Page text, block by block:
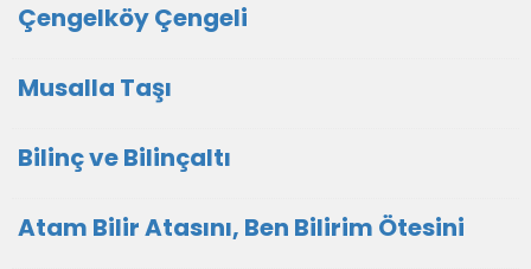
Çengelköy Çengeli
Musalla Taşı
Bilinç ve Bilinçaltı
Atam Bilir Atasını, Ben Bilirim Ötesini